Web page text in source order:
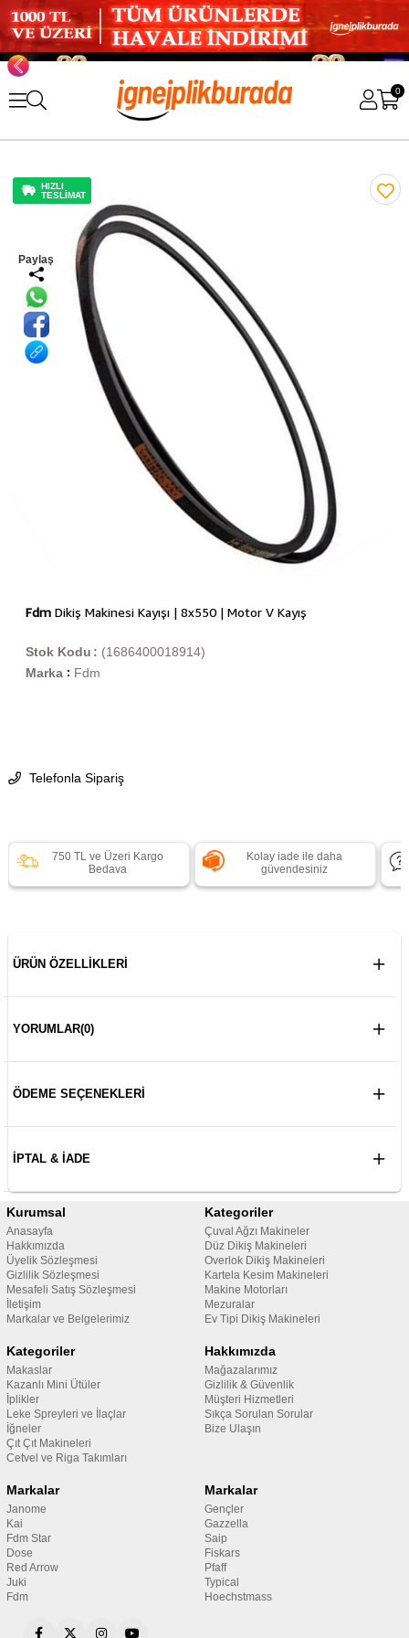
0
HIZLI
TESLİMAT
Paylaş
FdmDikiş Makinesi Kayışı | 8x550 | Motor V Kayış
(1686400018914)
Stok Kodu
Marka : Fdm
Telefonla Sipariş
750 TL ve Üzeri Kargo
Bedava
Kolay iade ile daha
güvendesiniz
ÜRÜN ÖZELLIKLERI
YORUMLAR(0)
ÖDEME SEÇENEKLERI
İPTAL & İADE
Kurumsal
Anasayfa
Hakkımızda
Üyelik Sözleşmesi
Gizlilik Sözleşmesi
Mesafeli Satış Sözleşmesi
İletişim
Markalar ve Belgelerimiz
Kategoriler
Çuval Ağzı Makineler
Düz Dikiş Makineleri
Overlok Dikiş Makineleri
Kartela Kesim Makineleri
Makine Motorları
Mezuralar
Ev Tipi Dikiş Makineleri
Kategoriler
Makaslar
Kazanlı Mini Ütüler
İplikler
Leke Spreyleri ve İlaçlar
İğneler
Çıt Çıt Makineleri
Cetvel ve Riga Takımları
Hakkımızda
Mağazalarımız
Gizlilik & Güvenlik
Müşteri Hizmetleri
Sıkça Sorulan Sorular
Bize Ulaşın
Markalar
Janome
Kai
Fdm Star
Dose
Red Arrow
Juki
Fdm
Markalar
Gençler
Gazzella
Saip
Fiskars
Pfaff
Typical
Hoechstmass